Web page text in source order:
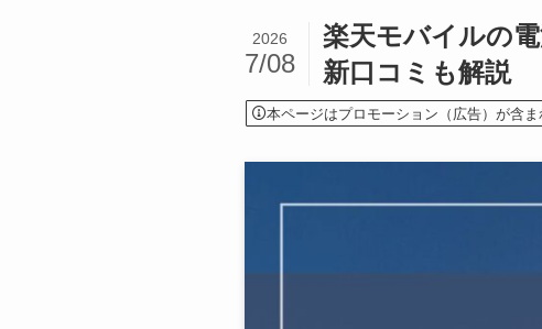
楽天モバイルの
新口コミも解説
2026
7/08
本ページはプロモーション（広告）が含ま